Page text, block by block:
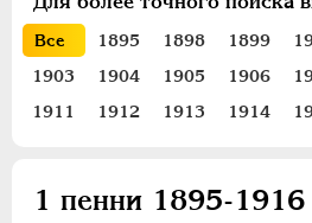
Все 1895 1898 1899
1903
1904 1905 1906
1911
1912 1913 1914
1 пенни 1895-1916
ПЕТР III 1762-1762
ЕКАТЕРИНА II
1762-1796
ПАВЕЛ I 1796-1801
АЛЕКСАНДР I
1801-1825
АЛЕКСАНДР III 1881-1894